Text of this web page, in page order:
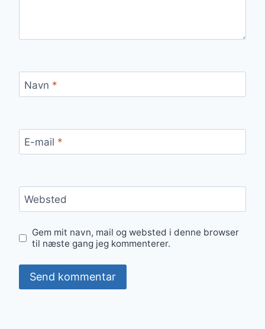
Navn *
E-mail *
Websted
Gem mit navn, mail og websted i denne browser
til næste gang jeg kommenterer.